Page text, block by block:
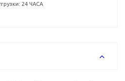
24 ЧАСА